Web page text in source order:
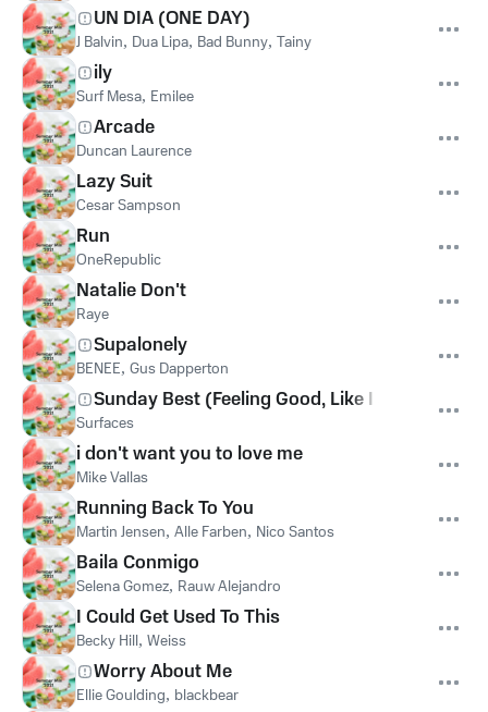
UN DIA (ONE DAY)
J Balvin, Dua Lipa, Bad Bunny, Tainy
ily
Surf Mesa, Emilee
Arcade
Duncan Laurence
Lazy Suit
Cesar Sampson
Run
OneRepublic
Natalie Don't
Raye
Supalonely
BENEE, Gus Dapperton
Sunday Best (Feeling Good, Like I Should)
Surfaces
i don't want you to love me
Mike Vallas
Running Back To You
Martin Jensen, Alle Farben, Nico Santos
Baila Conmigo
Selena Gomez, Rauw Alejandro
I Could Get Used To This
Becky Hill, Weiss
Worry About Me
Ellie Goulding, blackbear